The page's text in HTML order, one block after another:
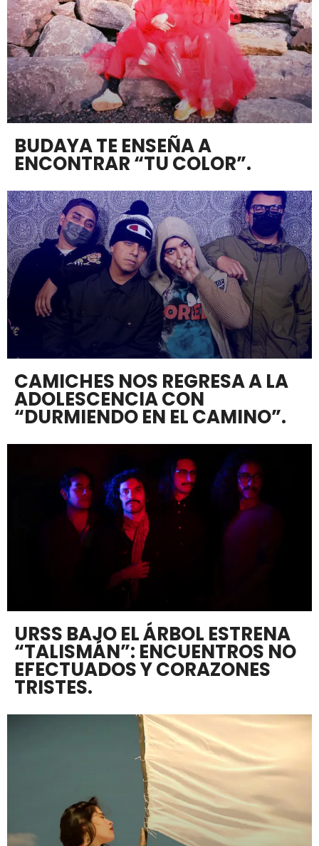
BUDAYA TE ENSEÑA A
ENCONTRAR “TU COLOR”.
CAMICHES NOS REGRESA A LA
ADOLESCENCIA CON
“DURMIENDO EN EL CAMINO”.
URSS BAJO EL ÁRBOL ESTRENA
“TALISMÁN”: ENCUENTROS NO
EFECTUADOS Y CORAZONES
TRISTES.